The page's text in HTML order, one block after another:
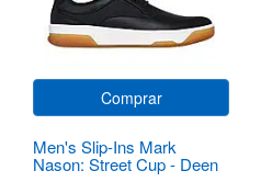
Comprar
Men's Slip-Ins Mark
Nason: Street Cup - Deen